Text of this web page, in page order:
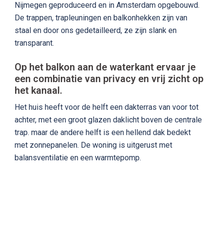
Nijmegen geproduceerd en in Amsterdam opgebouwd.
De trappen, trapleuningen en balkonhekken zijn van
staal en door ons gedetailleerd, ze zijn slank en
transparant.
Op het balkon aan de waterkant ervaar je
een combinatie van privacy en vrij zicht op
het kanaal.
Het huis heeft voor de helft een dakterras van voor tot
achter, met een groot glazen daklicht boven de centrale
trap. maar de andere helft is een hellend dak bedekt
met zonnepanelen. De woning is uitgerust met
balansventilatie en een warmtepomp.